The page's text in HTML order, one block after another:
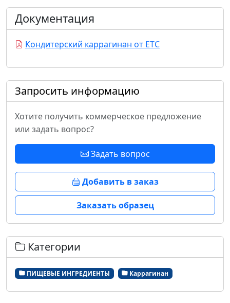
Документация
Кондитерский каррагинан от ЕТС
Запросить информацию
Хотите получить коммерческое предложение
или задать вопрос?
Задать вопрос
Добавить в заказ
Заказать образец
Категории
ПИЩЕВЫЕ ИНГРЕДИЕНТЫ Каррагинан